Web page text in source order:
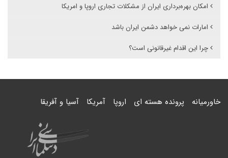
امکان بهره‌برداری ایران از مشکلات تجاری اروپا و امریکا
امارات نمی خواهد دشمن ایران باشد
چرا این اقدام غیرقانونی است؟
خاورمیانه پرونده هسته ای اروپا آمریکا آسیا و آفریقا